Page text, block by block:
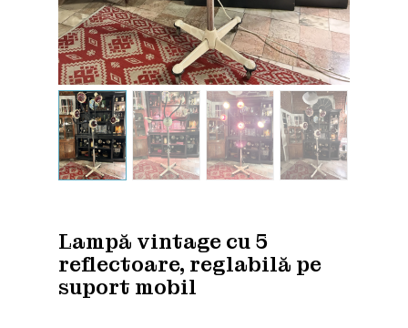
Lampă vintage cu 5
reflectoare, reglabilă pe
suport mobil